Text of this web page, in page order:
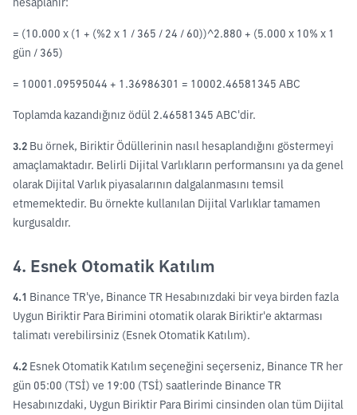
= (10.000 x (1 + (%2 x 1 / 365 / 24 / 60))^2.880 + (5.000 x 10% x 1
gün / 365)
= 10001.09595044 + 1.36986301 = 10002.46581345 ABC
Toplamda kazandığınız ödül 2.46581345 ABC'dir.
3.2 Bu örnek, Biriktir Ödüllerinin nasıl hesaplandığını göstermeyi
amaçlamaktadır. Belirli Dijital Varlıkların performansını ya da genel
olarak Dijital Varlık piyasalarının dalgalanmasını temsil
etmemektedir. Bu örnekte kullanılan Dijital Varlıklar tamamen
kurgusaldır.
4. Esnek Otomatik Katılım
4.1 Binance TR'ye, Binance TR Hesabınızdaki bir veya birden fazla
Uygun Biriktir Para Birimini otomatik olarak Biriktir'e aktarması
talimatı verebilirsiniz (Esnek Otomatik Katılım).
4.2 Esnek Otomatik Katılım seçeneğini seçerseniz, Binance TR her
gün 05:00 (TSİ) ve 19:00 (TSİ) saatlerinde Binance TR
Hesabınızdaki, Uygun Biriktir Para Birimi cinsinden olan tüm Dijital